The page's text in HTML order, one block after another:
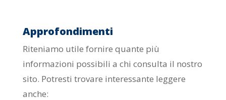
Approfondimenti
Riteniamo utile fornire quante più
informazioni possibili a chi consulta il nostro
sito. Potresti trovare interessante leggere
anche: